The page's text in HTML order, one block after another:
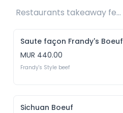
Restaurants takeaway fee Rs20 included
Saute façon Frandy's Boeuf
MUR 440.00
Frandy's Style beef
Sichuan Boeuf